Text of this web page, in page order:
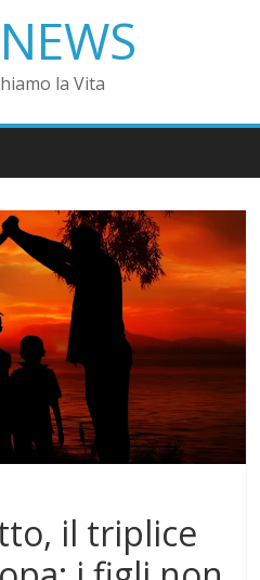
la Vita
il triplice